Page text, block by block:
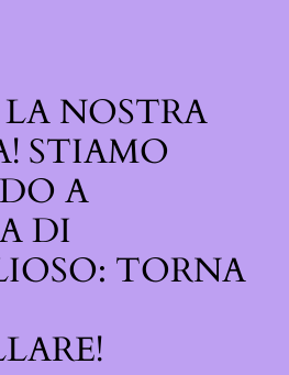
NOSTRA
STIAMO
A
DI
TORNA